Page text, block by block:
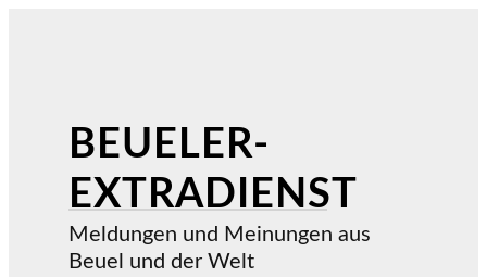
BEUELER-
EXTRADIENST
Meldungen und Meinungen aus
Beuel und der Welt